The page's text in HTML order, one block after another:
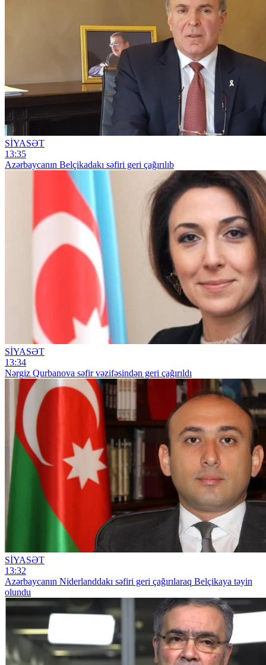
SİYASƏT
13:35
Azərbaycanın Belçikadakı səfiri geri çağırılıb
SİYASƏT
13:34
Nərgiz Qurbanova səfir vəzifəsindən geri çağırıldı
SİYASƏT
13:32
Azərbaycanın Niderlanddakı səfiri geri çağırılaraq Belçikaya təyin
olundu